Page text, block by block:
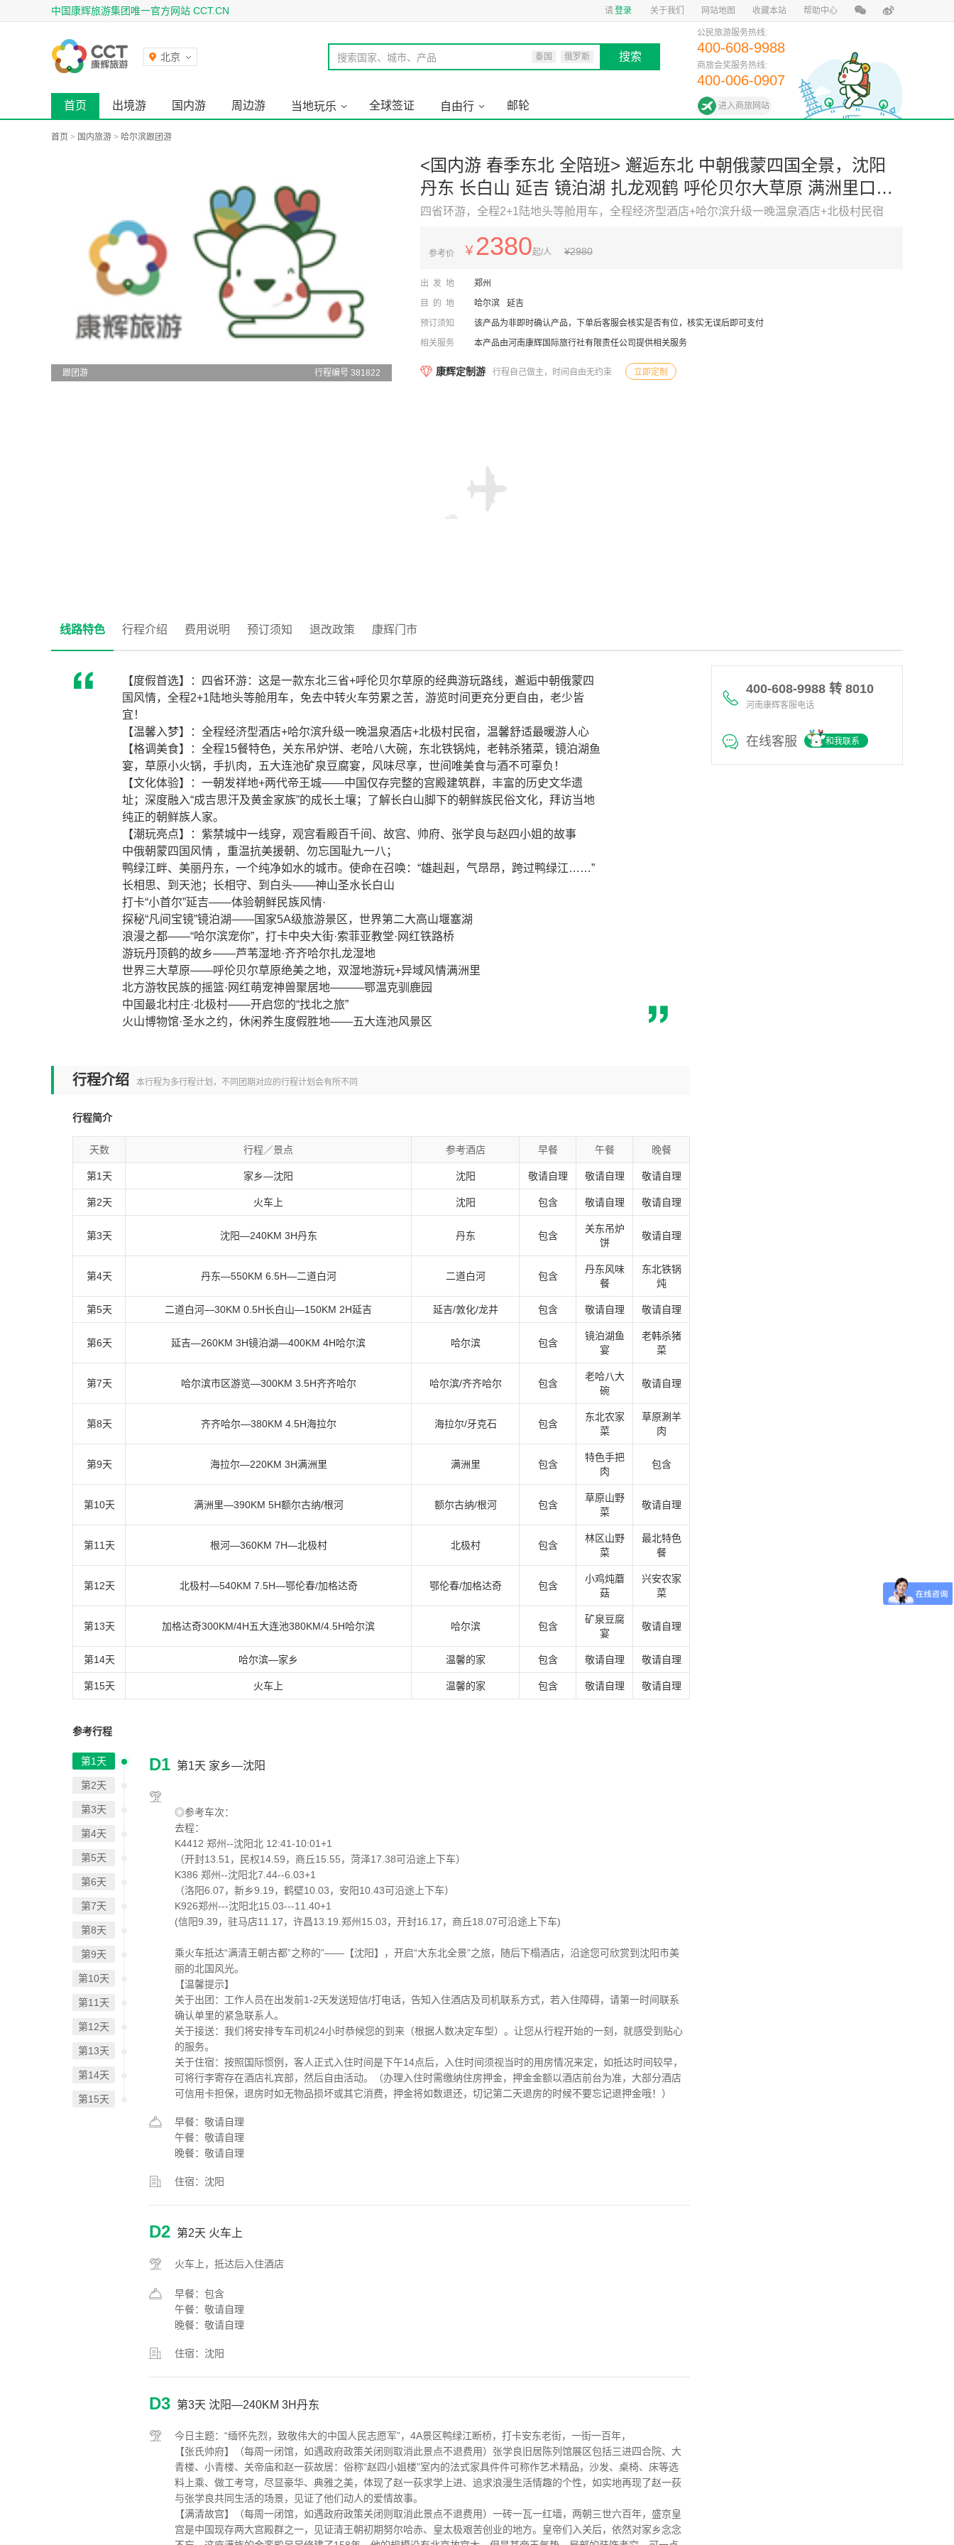
中国康辉旅游集团唯一官方网站 CCT.CN 请登录 关于我们 网站地图 收藏本站 帮助中心
北京 搜索国家、城市、产品 泰国 俄罗斯 搜索
公民旅游服务热线:
400-608-9988
商旅会奖服务热线:
400-006-0907
进入商旅网站
首页 出境游 国内游 周边游 当地玩乐 全球签证 自由行 邮轮
首页 > 国内旅游 > 哈尔滨跟团游
跟团游 行程编号 381822
<国内游 春季东北 全陪班> 邂逅东北 中朝俄蒙四国全景，沈阳
丹东 长白山 延吉 镜泊湖 扎龙观鹤 呼伦贝尔大草原 满洲里口岸
根河冷极点 漠河北极村 五大连池 哈尔滨 15日游
四省环游，全程2+1陆地头等舱用车，全程经济型酒店+哈尔滨升级一晚温泉酒店+北极村民宿
参考价 ￥ 2380起/人 ¥2980
出发地
郑州
目的地
哈尔滨
延吉
预订须知
该产品为非即时确认产品，下单后客服会核实是否有位，核实无误后即可支付
相关服务
本产品由河南康辉国际旅行社有限责任公司提供相关服务
康辉定制游 行程自己做主，时间自由无约束 立即定制
线路特色 行程介绍 费用说明 预订须知 退改政策 康辉门市
【度假首选】：四省环游：这是一款东北三省+呼伦贝尔草原的经典游玩路线，邂逅中朝俄蒙四
国风情，全程2+1陆地头等舱用车，免去中转火车劳累之苦，游览时间更充分更自由，老少皆
宜！
【温馨入梦】：全程经济型酒店+哈尔滨升级一晚温泉酒店+北极村民宿，温馨舒适最暖游人心
【格调美食】：全程15餐特色，关东吊炉饼、老哈八大碗，东北铁锅炖，老韩杀猪菜，镜泊湖鱼
宴，草原小火锅，手扒肉，五大连池矿泉豆腐宴，风味尽享，世间唯美食与酒不可辜负！
【文化体验】：一朝发祥地+两代帝王城——中国仅存完整的宫殿建筑群，丰富的历史文华遗
址；深度融入“成吉思汗及黄金家族”的成长土壤；了解长白山脚下的朝鲜族民俗文化，拜访当地
纯正的朝鲜族人家。
【潮玩亮点】：紫禁城中一线穿，观宫看殿百千间、故宫、帅府、张学良与赵四小姐的故事
中俄朝蒙四国风情 ，重温抗美援朝、勿忘国耻九一八；
鸭绿江畔、美丽丹东，一个纯净如水的城市。使命在召唤：“雄赳赳，气昂昂，跨过鸭绿江……”
长相思、到天池；长相守、到白头——神山圣水长白山
打卡“小首尔”延吉——体验朝鲜民族风情·
探秘“凡间宝镜”镜泊湖——国家5A级旅游景区，世界第二大高山堰塞湖
浪漫之都——“哈尔滨宠你”，打卡中央大街·索菲亚教堂·网红铁路桥
游玩丹顶鹤的故乡——芦苇湿地·齐齐哈尔扎龙湿地
世界三大草原——呼伦贝尔草原绝美之地，双湿地游玩+异域风情满洲里
北方游牧民族的摇篮·网红萌宠神兽聚居地———鄂温克驯鹿园
中国最北村庄·北极村——开启您的“找北之旅”
火山博物馆·圣水之约，休闲养生度假胜地——五大连池风景区
行程介绍 本行程为多行程计划，不同团期对应的行程计划会有所不同
行程简介
天数 行程／景点 参考酒店 早餐 午餐 晚餐
第1天 家乡—沈阳 沈阳 敬请自理 敬请自理 敬请自理
第2天 火车上 沈阳 包含 敬请自理 敬请自理
第3天 沈阳—240KM 3H丹东 丹东 包含
关东吊炉
饼
敬请自理
第4天 丹东—550KM 6.5H—二道白河 二道白河 包含
丹东风味
餐
东北铁锅
炖
第5天 二道白河—30KM 0.5H长白山—150KM 2H延吉 延吉/敦化/龙井 包含 敬请自理 敬请自理
第6天 延吉—260KM 3H镜泊湖—400KM 4H哈尔滨 哈尔滨 包含
镜泊湖鱼
宴
老韩杀猪
菜
第7天 哈尔滨市区游览—300KM 3.5H齐齐哈尔 哈尔滨/齐齐哈尔 包含
老哈八大
碗
敬请自理
第8天 齐齐哈尔—380KM 4.5H海拉尔 海拉尔/牙克石 包含
东北农家
菜
草原涮羊
肉
第9天 海拉尔—220KM 3H满洲里 满洲里 包含
特色手把
肉
包含
第10天 满洲里—390KM 5H额尔古纳/根河 额尔古纳/根河 包含
草原山野
菜
敬请自理
第11天 根河—360KM 7H—北极村 北极村 包含
林区山野
菜
最北特色
餐
第12天 北极村—540KM 7.5H—鄂伦春/加格达奇 鄂伦春/加格达奇 包含
小鸡炖蘑
菇
兴安农家
菜
第13天 加格达奇300KM/4H五大连池380KM/4.5H哈尔滨 哈尔滨 包含
矿泉豆腐
宴
敬请自理
第14天 哈尔滨—家乡 温馨的家 包含 敬请自理 敬请自理
第15天 火车上 温馨的家 包含 敬请自理 敬请自理
参考行程
第1天
第2天
第3天
第4天
第5天
第6天
第7天
第8天
第9天
第10天
第11天
第12天
第13天
第14天
第15天
D1 第1天 家乡—沈阳
◎参考车次：
去程：
K4412 郑州--沈阳北 12:41-10:01+1
（开封13.51，民权14.59，商丘15.55，菏泽17.38可沿途上下车）
K386 郑州--沈阳北7.44--6.03+1
（洛阳6.07，新乡9.19，鹤壁10.03，安阳10.43可沿途上下车）
K926郑州---沈阳北15.03---11.40+1
(信阳9.39，驻马店11.17，许昌13.19.郑州15.03，开封16.17，商丘18.07可沿途上下车)
乘火车抵达“满清王朝古都”之称的”——【沈阳】，开启“大东北全景”之旅，随后下榻酒店，沿途您可欣赏到沈阳市美
丽的北国风光。
【温馨提示】
关于出团：工作人员在出发前1-2天发送短信/打电话，告知入住酒店及司机联系方式，若入住障碍，请第一时间联系
确认单里的紧急联系人。
关于接送：我们将安排专车司机24小时恭候您的到来（根据人数决定车型）。让您从行程开始的一刻，就感受到贴心
的服务。
关于住宿：按照国际惯例，客人正式入住时间是下午14点后，入住时间须视当时的用房情况来定，如抵达时间较早，
可将行李寄存在酒店礼宾部，然后自由活动。（办理入住时需缴纳住房押金，押金金额以酒店前台为准，大部分酒店
可信用卡担保，退房时如无物品损坏或其它消费，押金将如数退还，切记第二天退房的时候不要忘记退押金哦！）
早餐：敬请自理
午餐：敬请自理
晚餐：敬请自理
住宿：沈阳
D2 第2天 火车上
火车上，抵达后入住酒店
早餐：包含
午餐：敬请自理
晚餐：敬请自理
住宿：沈阳
D3 第3天 沈阳—240KM 3H丹东
今日主题：“缅怀先烈，致敬伟大的中国人民志愿军”，4A景区鸭绿江断桥，打卡安东老街，一街一百年，
【张氏帅府】（每周一闭馆，如遇政府政策关闭则取消此景点不退费用）张学良旧居陈列馆展区包括三进四合院、大
青楼、小青楼、关帝庙和赵一荻故居：俗称“赵四小姐楼”室内的法式家具件件可称作艺术精品，沙发、桌椅、床等选
料上乘、做工考穹，尽显豪华、典雅之美，体现了赵一荻求学上进、追求浪漫生活情趣的个性，如实地再现了赵一荻
与张学良共同生活的场景，见证了他们动人的爱情故事。
【满清故宫】（每周一闭馆，如遇政府政策关闭则取消此景点不退费用）一砖一瓦一红墙，两朝三世六百年，盛京皇
宫是中国现存两大宫殿群之一，见证清王朝初期努尔哈赤、皇太极艰苦创业的地方。皇帝们入关后，依然对家乡念念
400-608-9988 转 8010
河南康辉客服电话
在线客服 和我联系